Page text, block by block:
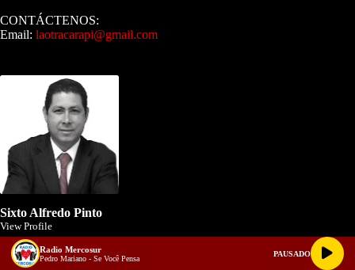
CONTÁCTENOS:
Email: laotracarapi@gmail.com
Sixto Alfredo Pinto
View Profile
Director de La Otra Cara. Investigador, Periodista y Escritor.
Radio Mercosur
Pedro Mariano - Se Você Pensa
PAUSADO